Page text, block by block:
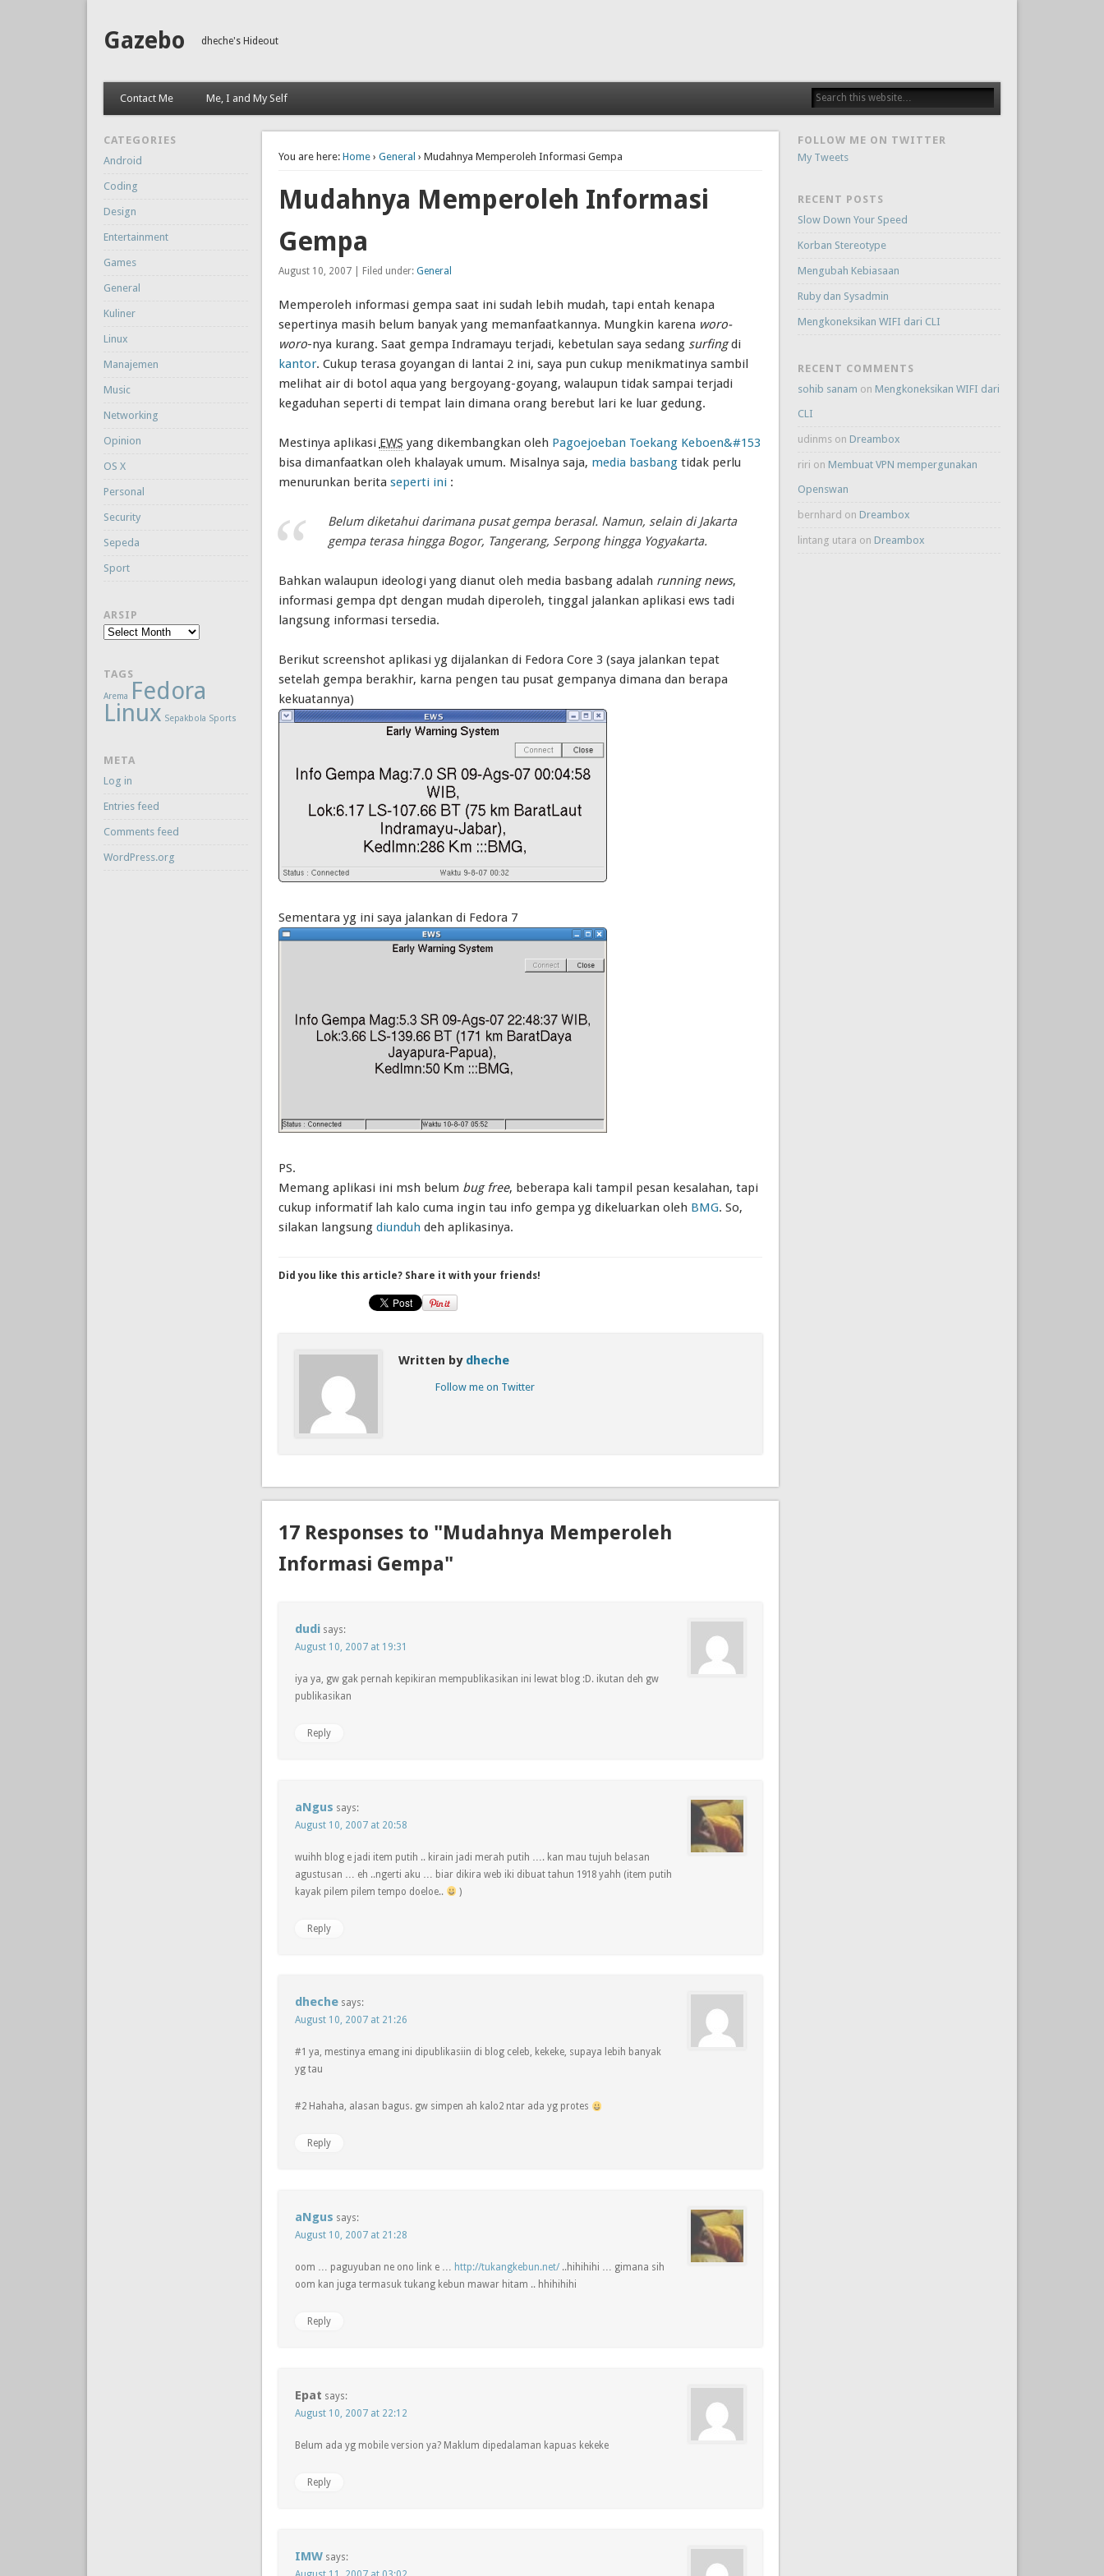
Gazebo dheche's Hideout
Contact Me Me, I and My Self
You are here: Home› General › Mudahnya Memperoleh Informasi Gempa
Mudahnya Memperoleh Informasi
Gempa
August 10, 2007 | Filed under: General
Memperoleh informasi gempa saat ini sudah lebih mudah, tapi entah kenapa
sepertinya masih belum banyak yang memanfaatkannya. Mungkin karena woro-
woro-nya kurang. Saat gempa Indramayu terjadi, kebetulan saya sedang surfingdi
kantor. Cukup terasa goyangan di lantai 2 ini, saya pun cukup menikmatinya sambil
melihat air di botol aqua yang bergoyang-goyang, walaupun tidak sampai terjadi
kegaduhan seperti di tempat lain dimana orang berebut lari ke luar gedung.
Mestinya aplikasi EWS yang dikembangkan oleh Pagoejoeban Toekang Keboen&#153
bisa dimanfaatkan oleh khalayak umum. Misalnya saja, media basbangtidak perlu
menurunkan berita seperti ini:
Belum diketahui darimana pusat gempa berasal. Namun, selain di Jakarta
gempa terasa hingga Bogor, Tangerang, Serpong hingga Yogyakarta.
Bahkan walaupun ideologi yang dianut oleh media basbang adalah running news,
informasi gempa dpt dengan mudah diperoleh, tinggal jalankan aplikasi ews tadi
langsung informasi tersedia.
Berikut screenshot aplikasi yg dijalankan di Fedora Core 3 (saya jalankan tepat
setelah gempa berakhir, karna pengen tau pusat gempanya dimana dan berapa
kekuatannya)
Sementara yg ini saya jalankan di Fedora 7
PS.
Memang aplikasi ini msh belum bug free, beberapa kali tampil pesan kesalahan, tapi
cukup informatif lah kalo cuma ingin tau info gempa yg dikeluarkan oleh BMG. So,
silakan langsung diunduh deh aplikasinya.
Did you like this article? Share it with your friends!
Written by dheche
Follow me on Twitter
17 Responses to "Mudahnya Memperoleh
Informasi Gempa"
dudi says:
August 10, 2007 at 19:31
iya ya, gw gak pernah kepikiran mempublikasikan ini lewat blog :D. ikutan deh gw
publikasikan
Reply
aNgus says:
August 10, 2007 at 20:58
wuihh blog e jadi item putih .. kirain jadi merah putih …. kan mau tujuh belasan
agustusan … eh ..ngerti aku … biar dikira web iki dibuat tahun 1918 yahh (item putih
kayak pilem pilem tempo doeloe..
)
Reply
dheche says:
August 10, 2007 at 21:26
#1 ya, mestinya emang ini dipublikasiin di blog celeb, kekeke, supaya lebih banyak
yg tau
#2 Hahaha, alasan bagus. gw simpen ah kalo2 ntar ada yg protes
Reply
aNgus says:
August 10, 2007 at 21:28
oom … paguyuban ne ono link e … http://tukangkebun.net/..hihihihi … gimana sih
oom kan juga termasuk tukang kebun mawar hitam .. hhihihihi
Reply
Epat says:
August 10, 2007 at 22:12
Belum ada yg mobile version ya? Maklum dipedalaman kapuas kekeke
Reply
IMW says:
CATEGORIES
Android
Coding
Design
Entertainment
Games
General
Kuliner
Linux
Manajemen
Music
Networking
Opinion
OS X
Personal
Security
Sepeda
Sport
ARSIP
Arsip
TAGS
Arema Fedora
Linux Sepakbola Sports
META
Log in
Entries feed
Comments feed
WordPress.org
FOLLOW ME ON TWITTER
My Tweets
RECENT POSTS
Slow Down Your Speed
Korban Stereotype
Mengubah Kebiasaan
Ruby dan Sysadmin
Mengkoneksikan WIFI dari CLI
RECENT COMMENTS
sohib sanam on Mengkoneksikan WIFI dari
CLI
udinms on Dreambox
riri on Membuat VPN mempergunakan
Openswan
bernhard on Dreambox
lintang utara on Dreambox